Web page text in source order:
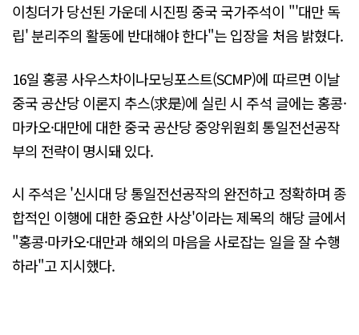
이칭더가 당선된 가운데 시진핑 중국 국가주석이 "'대만 독
립' 분리주의 활동에 반대해야 한다"는 입장을 처음 밝혔다.
16일 홍콩 사우스차이나모닝포스트(SCMP)에 따르면 이날
중국 공산당 이론지 추스(求是)에 실린 시 주석 글에는 홍콩·
마카오·대만에 대한 중국 공산당 중앙위원회 통일전선공작
부의 전략이 명시돼 있다.
시 주석은 '신시대 당 통일전선공작의 완전하고 정확하며 종
합적인 이행에 대한 중요한 사상'이라는 제목의 해당 글에서
"홍콩·마카오·대만과 해외의 마음을 사로잡는 일을 잘 수행
하라"고 지시했다.